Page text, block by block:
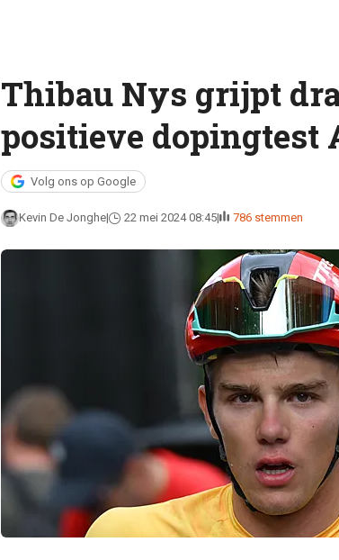
Thibau Nys grijpt
positieve dopingtest
Volg ons op Google
Kevin De Jonghe 22 mei 2024 08:45 786 stemmen